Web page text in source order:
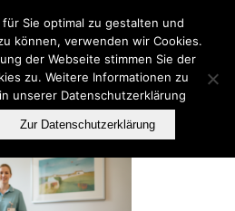
Sie optimal zu gestalten und
können, verwenden wir Cookies.
der Webseite stimmen Sie der
zu. Weitere Informationen zu
unserer Datenschutzerklärung
Zur Datenschutzerklärung